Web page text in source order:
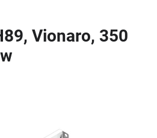
Vionaro, 350